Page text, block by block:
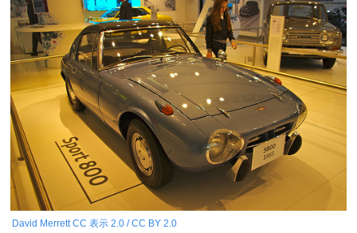
David Merrett CC 表示 2.0 / CC BY 2.0